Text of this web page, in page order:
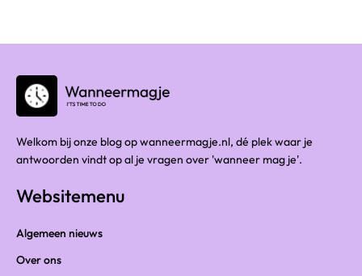
Welkom bij onze blog op wanneermagje.nl, dé plek waar je
antwoorden vindt op al je vragen over 'wanneer mag je'.
Websitemenu
Algemeen nieuws
Over ons